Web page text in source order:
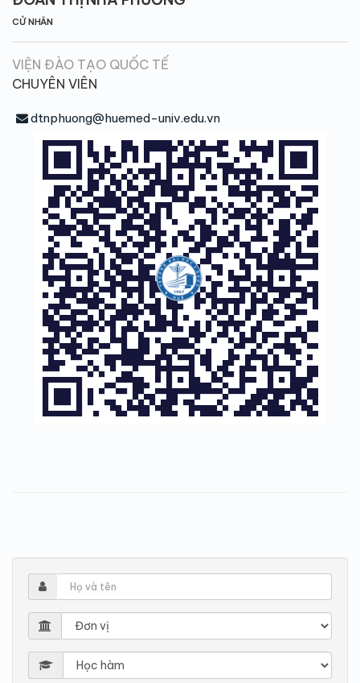
CỬ NHÂN
VIỆN ĐÀO TẠO QUỐC TẾ
CHUYÊN VIÊN
dtnphuong@huemed-univ.edu.vn